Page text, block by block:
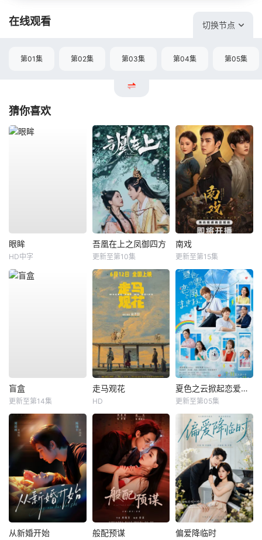
在线观看 切换节点
第01集 第02集 第03集 第04集 第05集
猜你喜欢
眼眸
HD中字
吾凰在上之凤御四方
更新至第10集
南戏
更新至第15集
盲盒
更新至第14集
走马观花
HD
夏色之云掀起恋爱与风暴
更新至第05集
从新婚开始 般配预谋 偏爱降临时